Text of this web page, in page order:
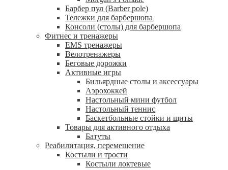
Барбер пул (Barber pole)
Тележки для барбершопа
Консоли (столы) для барбершопа
Фитнес и тренажеры
EMS тренажеры
Велотренажеры
Беговые дорожки
Активные игры
Бильярдные столы и аксессуары
Аэрохоккей
Настольный мини футбол
Настольный теннис
Баскетбольные стойки и щиты
Товары для активного отдыха
Батуты
Реабилитация, перемещение
Костыли и трости
Костыли локтевые